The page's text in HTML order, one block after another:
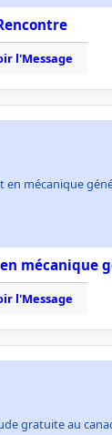
l'Message
en mécanique
mécanique
l'Message
gratuite au